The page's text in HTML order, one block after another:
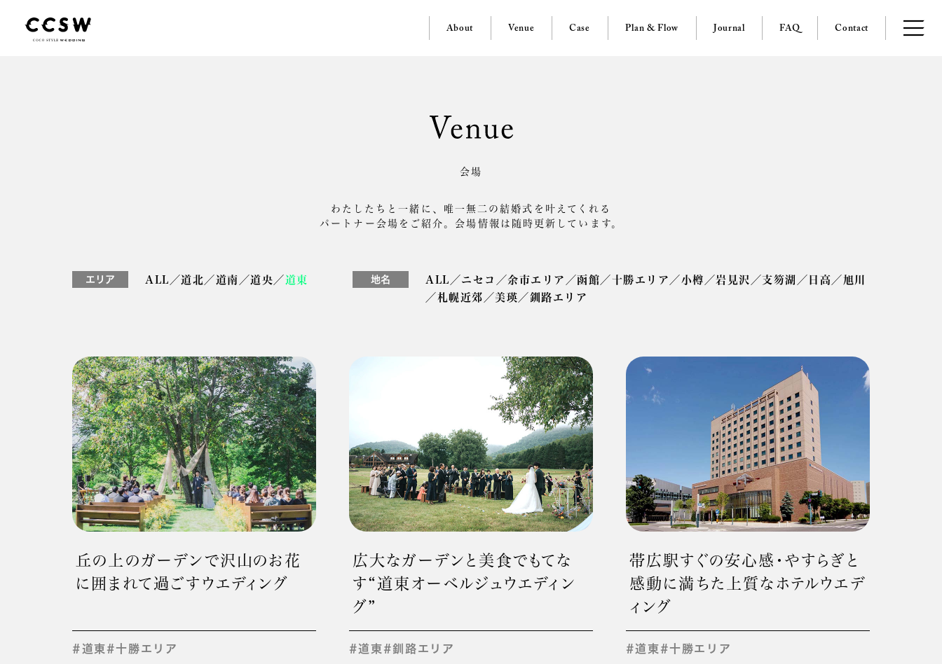
About Venue Case Plan & Flow Journal FAQ Contact
会場
わたしたちと一緒に、 唯一無二の結婚式を叶えてくれる
パートナー会場をご紹介。会場情報は随時更新しています。
エリア ALL ／道北 ／道南 ／道央 ／道東 地名 ALL ／ニセコ ／余市エリア ／函館 ／十勝エリア ／小樽 ／岩見沢 ／支笏湖 ／日高 ／旭川
／札幌近郊 ／美瑛 ／釧路エリア
丘の上のガーデンで沢山のお花
に囲まれて過ごすウエディング
#道東#十勝エリア
広大なガーデンと美食でもてな
す“道東オーベルジュウエディン
グ”
#道東#釧路エリア
帯広駅すぐの安心感・やすらぎと
感動に満ちた上質なホテルウエデ
ィング
#道東#十勝エリア